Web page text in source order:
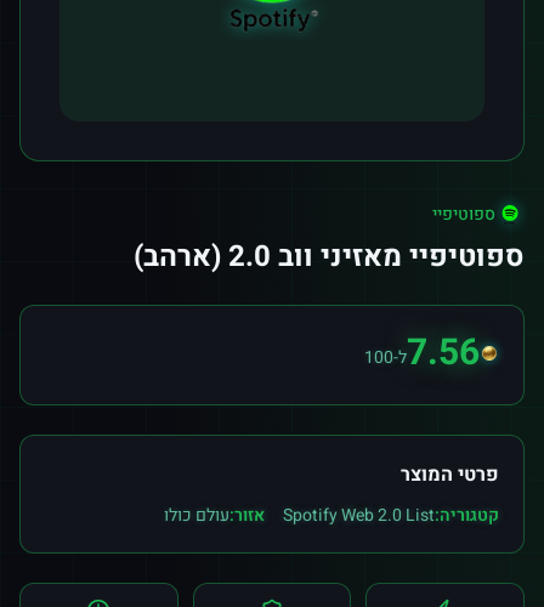
ספוטיפיי
ספוטיפיי מאזיני ווב 2.0 (ארהב)
7.56ל-100
פרטי המוצר
קטגוריה:Spotify Web 2.0 List אזור:עולם כולו